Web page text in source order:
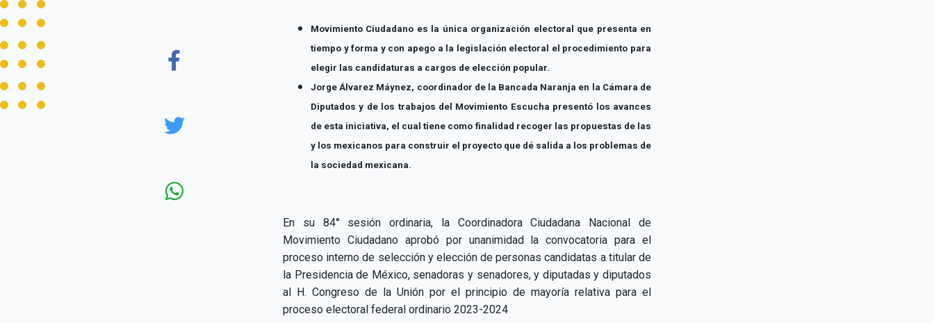
Movimiento Ciudadano es la única organización electoral que presenta en
tiempo y forma y con apego a la legislación electoral el procedimiento para
elegir las candidaturas a cargos de elección popular.
Jorge Álvarez Máynez, coordinador de la Bancada Naranja en la Cámara de
Diputados y de los trabajos del Movimiento Escucha presentó los avances
de esta iniciativa, el cual tiene como finalidad recoger las propuestas de las
y los mexicanos para construir el proyecto que dé salida a los problemas de
la sociedad mexicana.
En su 84° sesión ordinaria, la Coordinadora Ciudadana Nacional de
Movimiento Ciudadano aprobó por unanimidad la convocatoria para el
proceso interno de selección y elección de personas candidatas a titular de
la Presidencia de México, senadoras y senadores, y diputadas y diputados
al H. Congreso de la Unión por el principio de mayoría relativa para el
proceso electoral federal ordinario 2023-2024